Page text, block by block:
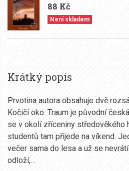
88 Kč
Není skladem
Krátký popis
Prvotina autora obsahuje dvě
Kočičí oko. Traum je původní
se v okolí zříceniny středověkého
studentů tam přijede na víkend.
večer sama do lesa a už se
odloží,…